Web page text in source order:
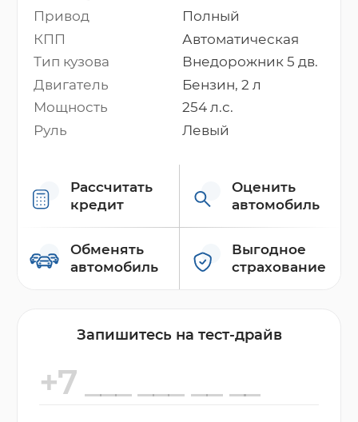
Привод
Полный
КПП
Автоматическая
Тип кузова
Внедорожник 5 дв.
Двигатель
Бензин, 2 л
Мощность
254 л.с.
Руль
Левый
Рассчитать
кредит
Оценить
автомобиль
Обменять
автомобиль
Выгодное
страхование
Запишитесь на тест-драйв